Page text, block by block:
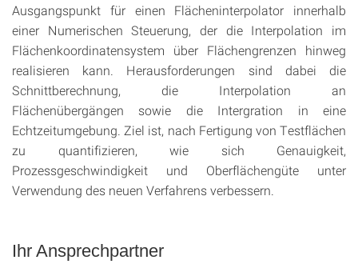
Ausgangspunkt für einen Flächeninterpolator innerhalb
einer Numerischen Steuerung, der die Interpolation im
Flächenkoordinatensystem über Flächengrenzen hinweg
realisieren kann. Herausforderungen sind dabei die
Schnittberechnung, die Interpolation an
Flächenübergängen sowie die Intergration in eine
Echtzeitumgebung. Ziel ist, nach Fertigung von Testflächen
zu quantifizieren, wie sich Genauigkeit,
Prozessgeschwindigkeit und Oberflächengüte unter
Verwendung des neuen Verfahrens verbessern.
Ihr Ansprechpartner